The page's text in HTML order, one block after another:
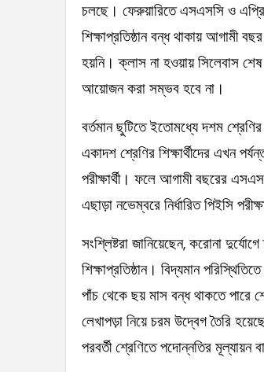
চলছে। ফেরুয়ারিতে এসএসসি ও
শিক্ষাপ্রতিষ্ঠান বন্ধ থাকায় আগামী
হয়নি। ক্লাস না হওয়ায় সিলেবাস
আয়োজন করা সম্ভব হবে না।
বর্তমান ছুটিতে ইতোমধ্যে দশম শ্রেণির
একাদশ শ্রেণির শিক্ষার্থীদের এখন
পরীক্ষার্থী। ফলে আগামী বছরের
এছাড়া নভেম্বরে নির্ধারিত পিইসি
সংশ্লিষ্টরা জানিয়েছেন, করোনা
শিক্ষাপ্রতিষ্ঠান। বিদ্যমান
পাঁচ থেকে ছয় মাস বন্ধ থাকতে পারে
লেখাপড়া নিয়ে চরম উদ্বেগ তৈরি
পরবর্তী শ্রেণিতে পদোন্নতির মূল্যায়ন